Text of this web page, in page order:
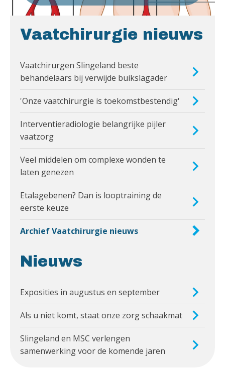
Vaatchirurgie nieuws
Vaatchirurgen Slingeland beste
behandelaars bij verwijde buikslagader
'Onze vaatchirurgie is toekomstbestendig'
Interventieradiologie belangrijke pijler
vaatzorg
Veel middelen om complexe wonden te
laten genezen
Etalagebenen? Dan is looptraining de
eerste keuze
Archief Vaatchirurgie nieuws
Nieuws
Exposities in augustus en september
Als u niet komt, staat onze zorg schaakmat
Slingeland en MSC verlengen
samenwerking voor de komende jaren